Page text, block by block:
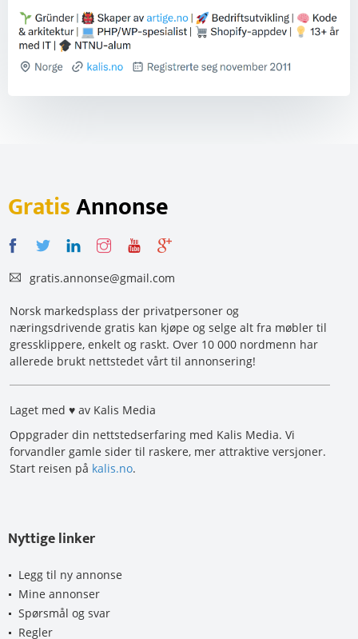
GratisAnnonse
gratis.annonse@gmail.com
Norsk markedsplass der privatpersoner og
næringsdrivende gratis kan kjøpe og selge alt fra møbler til
gressklippere, enkelt og raskt. Over 10 000 nordmenn har
allerede brukt nettstedet vårt til annonsering!
Laget med ♥ av Kalis Media
Oppgrader din nettstedserfaring med Kalis Media. Vi
forvandler gamle sider til raskere, mer attraktive versjoner.
Start reisen på kalis.no.
Nyttige linker
Legg til ny annonse
Mine annonser
Spørsmål og svar
Regler